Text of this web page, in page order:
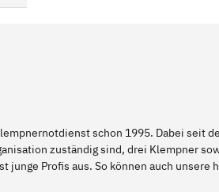
schon 1995. Dabei seit
zuständig sind, drei Klempner
Profis aus. So können auch unsere